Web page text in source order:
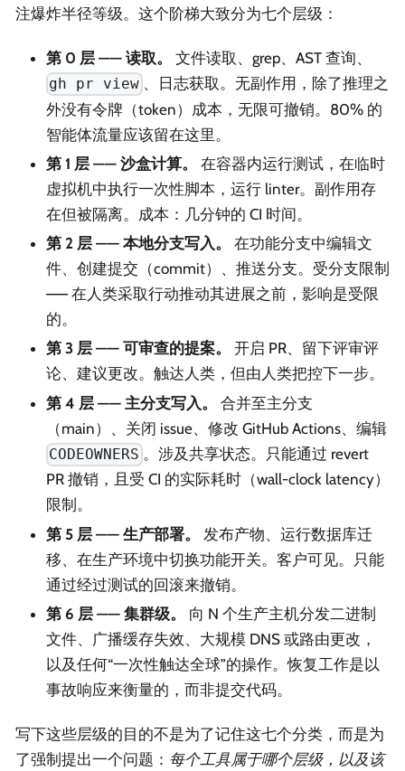
注爆炸半径等级。这个阶梯大致分为七个层级：
第 0 层 —— 读取。 文件读取、grep、AST 查询、
gh pr view 、日志获取。无副作用，除了推理之
外没有令牌（token）成本，无限可撤销。80% 的
智能体流量应该留在这里。
第 1 层 —— 沙盒计算。
在容器内运行测试，在临时
虚拟机中执行一次性脚本，运行 linter。副作用存
在但被隔离。成本：几分钟的 CI 时间。
第 2 层 —— 本地分支写入。
在功能分支中编辑文
件、创建提交（commit）、推送分支。受分支限制
—— 在人类采取行动推动其进展之前，影响是受限
的。
第 3 层 —— 可审查的提案。
开启 PR、留下评审评
论、建议更改。触达人类，但由人类把控下一步。
第 4 层 —— 主分支写入。
合并至主分支
（main）、关闭 issue、修改 GitHub Actions、编辑
CODEOWNERS 。涉及共享状态。只能通过 revert
PR 撤销，且受 CI 的实际耗时（wall-clock latency）
限制。
第 5 层 —— 生产部署。
发布产物、运行数据库迁
移、在生产环境中切换功能开关。客户可见。只能
通过经过测试的回滚来撤销。
第 6 层 —— 集群级。
向 N 个生产主机分发二进制
文件、广播缓存失效、大规模 DNS 或路由更改，
以及任何“一次性触达全球”的操作。恢复工作是以
事故响应来衡量的，而非提交代码。
写下这些层级的目的不是为了记住这七个分类，而是为
了强制提出一个问题： 每个工具属于哪个层级，以及该